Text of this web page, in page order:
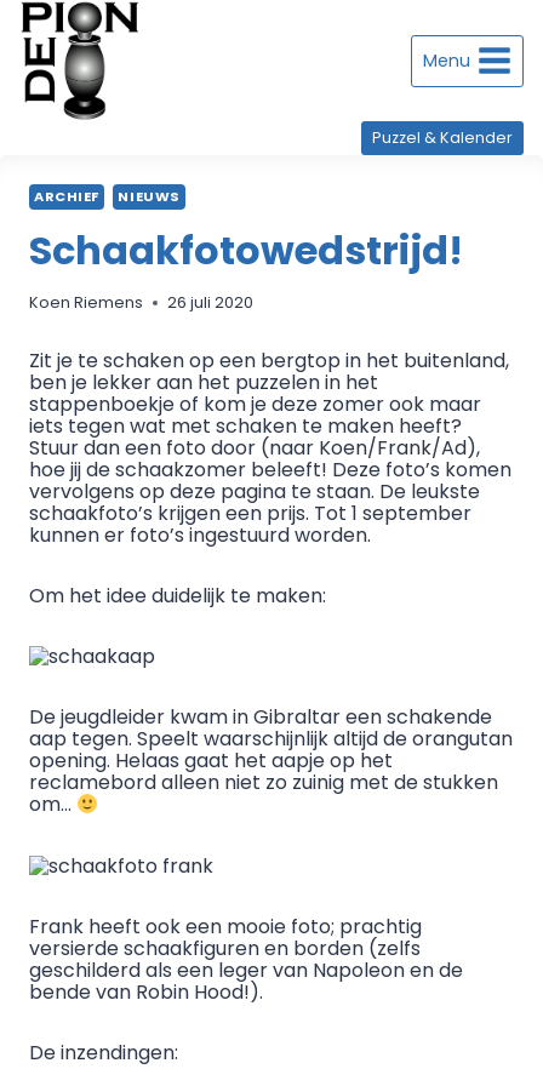
Doorgaan
naar
inhoud Menu
Puzzel & Kalender
ARCHIEF NIEUWS
Schaakfotowedstrijd!
Koen Riemens 26 juli 2020
Zit je te schaken op een bergtop in het buitenland,
ben je lekker aan het puzzelen in het
stappenboekje of kom je deze zomer ook maar
iets tegen wat met schaken te maken heeft?
Stuur dan een foto door (naar Koen/Frank/Ad),
hoe jij de schaakzomer beleeft! Deze foto’s komen
vervolgens op deze pagina te staan. De leukste
schaakfoto’s krijgen een prijs. Tot 1 september
kunnen er foto’s ingestuurd worden.
Om het idee duidelijk te maken:
De jeugdleider kwam in Gibraltar een schakende
aap tegen. Speelt waarschijnlijk altijd de orangutan
opening. Helaas gaat het aapje op het
reclamebord alleen niet zo zuinig met de stukken
om…
Frank heeft ook een mooie foto; prachtig
versierde schaakfiguren en borden (zelfs
geschilderd als een leger van Napoleon en de
bende van Robin Hood!).
De inzendingen: